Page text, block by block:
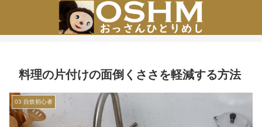
料理の片付けの面倒くささを軽減する方法
03 自炊初心者